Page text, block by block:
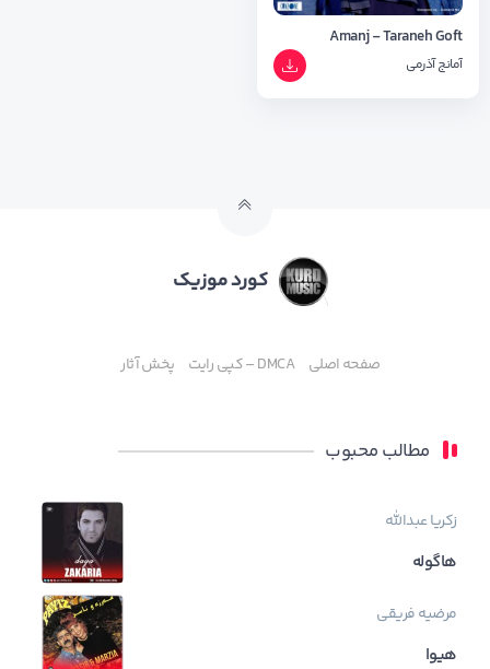
Amanj - Taraneh Goft
آمانج آذرمی
کورد موزیک
صفحه اصلی DMCA – کپی رایت پخش آثار
مطالب محبوب
زکریا عبدالله
هاگوله
مرضیه فریقی
هیوا